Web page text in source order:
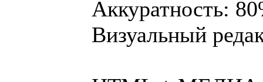
Аккуратность:
Визуальный